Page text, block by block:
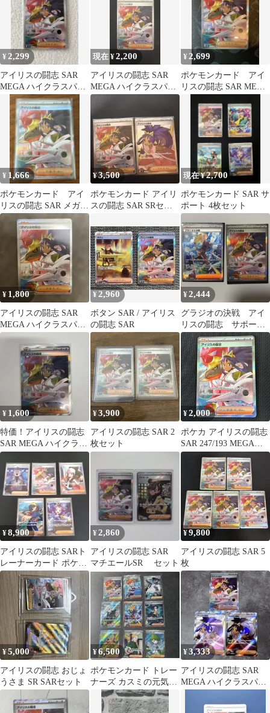
¥ 2,299
アイリスの闘志 SAR
MEGA ハイクラスパッ
現在 ¥2,200
アイリスの闘志 SAR
MEGA ハイクラスパッ
ク MEGAドリームex
¥ 2,699
ポケモンカード アイ
リスの闘志 SAR MEGA
¥ 1,666
ポケモンカード アイ
リスの闘志 SAR メガド
リームex m2a 247/193
¥3,500
ポケモンカード アイリ
スの闘志 SAR SRセッ
現在 ¥2,700
ポケモンカード SAR サ
ポート 4枚セット
¥ 1,800
アイリスの闘志 SAR
MEGA ハイクラスパッ
ク 247/193
¥ 2,960
ボタン SAR / アイリス
の闘志 SAR
¥2,444
グラジオの決戦 アイ
リスの闘志 サポー
ト SAR
¥ 1,600
特価！アイリスの闘志
SAR MEGA ハイクラス
パック MEGAドリーム
ex
¥3,900
アイリスの闘志 SAR 2
枚セット
¥2,000
ポケカ アイリスの闘志
SAR 247/193 MEGAド
リームex
¥8,900
アイリスの闘志 SARト
レーナーカード ポケモ
ンカード ポケカ サポー
¥2,860
アイリスの闘志 SAR
マチエールSR セット
¥9,800
アイリスの闘志 SAR 5
枚
¥5,000
アイリスの闘志 おじょ
うさま SR SARセット
¥6,500
ポケモンカード トレー
ナーズ カスミの元気
グラジオの決戦 SAR
9枚セット
¥3,333
アイリスの闘志 SAR
MEGA ハイクラスパッ